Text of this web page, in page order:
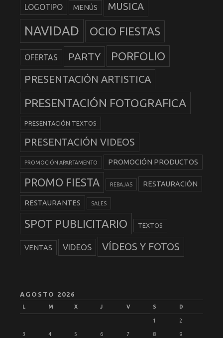
LOGOTIPO MENÚS MUSICA
NAVIDAD OCIO FIESTAS
OFERTAS PARTY PORFOLIO
PRESENTACIÓN ARTISTICA
PRESENTACIÓN FOTOGRAFICA
PRESENTACIÓN TEXTOS
PRESENTACIÓN VIDEOS
PROMOCIÓN APARTAMENTO PROMOCIÓN PRODUCTOS
PROMO FIESTA REBAJAS RESTAURACIÓN
RESTAURANTES SALES
SPOT PUBLICITARIO TEXTOS
VENTAS VIDEOS VÍDEOS Y FOTOS
AGOSTO 2026
L M X J V S D
1 2
3 4 5 6 7 8 9